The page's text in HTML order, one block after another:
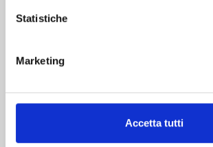
Statistiche
Marketing
Accetta tutti